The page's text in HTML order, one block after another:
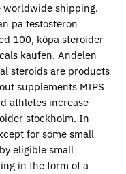
worldwide shipping.
pa testosteron
100, köpa steroider
kaufen. Andelen
steroids are products
supplements MIPS
athletes increase
stockholm. In
for some small
eligible small
in the form of a